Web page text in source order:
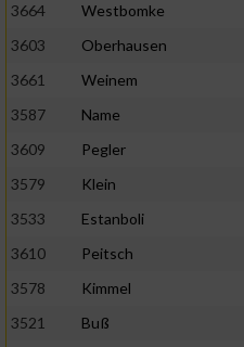
3664
Westbomke
3603
Oberhausen
3661
Weinem
3587
Name
3609
Pegler
3579
Klein
3533
Estanboli
3610
Peitsch
3578
Kimmel
3521
Buß